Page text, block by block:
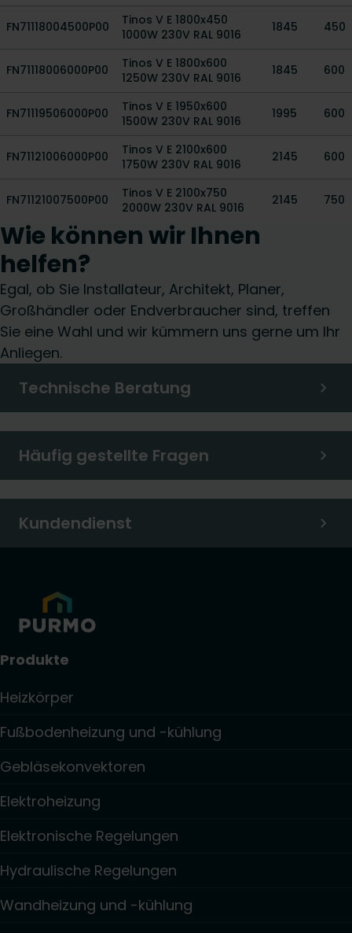
FN71118004500P00
Tinos V E 1800x450
1000W 230V RAL 9016
1845 450
FN71118006000P00
Tinos V E 1800x600
1250W 230V RAL 9016
1845 600
FN71119506000P00
Tinos V E 1950x600
1500W 230V RAL 9016
1995 600
FN71121006000P00
Tinos V E 2100x600
1750W 230V RAL 9016
2145 600
FN71121007500P00
Tinos V E 2100x750
2000W 230V RAL 9016
2145 750
Wie können wir Ihnen
helfen?
Egal, ob Sie Installateur, Architekt, Planer,
Großhändler oder Endverbraucher sind, treffen
Sie eine Wahl und wir kümmern uns gerne um Ihr
Anliegen.
Technische Beratung
Häufig gestellte Fragen
Kundendienst
Produkte
Heizkörper
Fußbodenheizung und -kühlung
Gebläsekonvektoren
Elektroheizung
Elektronische Regelungen
Hydraulische Regelungen
Wandheizung und -kühlung